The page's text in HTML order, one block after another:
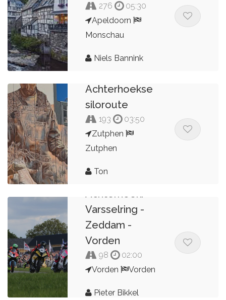
276
05:30
Apeldoorn
Monschau
Niels Bannink
Achterhoekse
siloroute
193
03:50
Zutphen
Zutphen
Ton
Achterhoek:
Varsselring -
Zeddam -
Vorden
98
02:00
Vorden
Vorden
Pieter Bikkel